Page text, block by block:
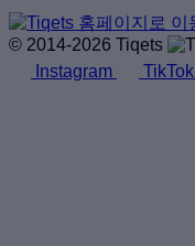
© 2014-2026 Tiqets
Instagram
TikTok